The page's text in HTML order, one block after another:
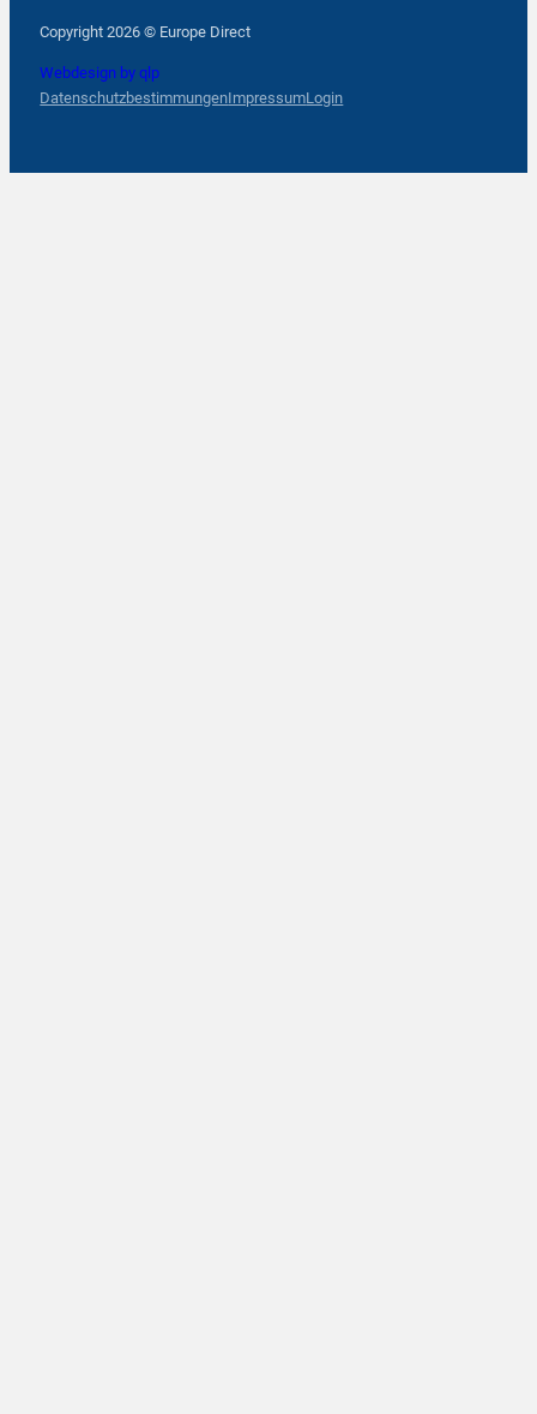
Copyright 2026 © Europe Direct
Webdesign by qlp
DatenschutzbestimmungenImpressumLogin